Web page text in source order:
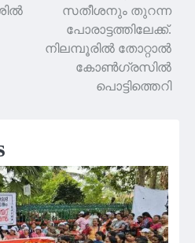
സതീശനും തുറന്ന
പോരാട്ടത്തിലേക്ക്.
നിലമ്പൂരിൽ തോറ്റാൽ
കോൺഗ്രസിൽ
പൊട്ടിത്തെറി